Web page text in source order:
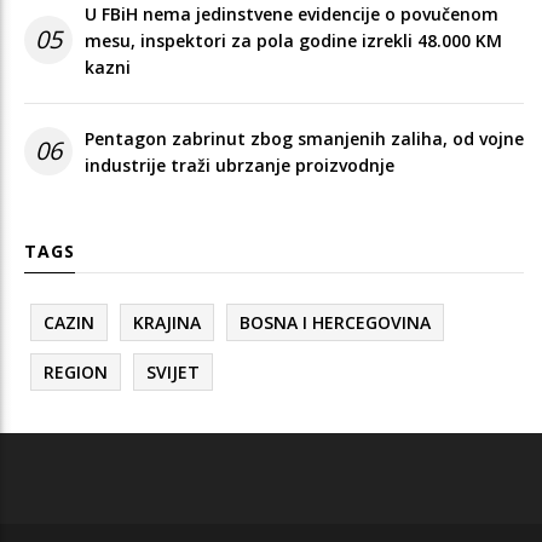
05
U FBiH nema jedinstvene evidencije o povučenom
mesu, inspektori za pola godine izrekli 48.000 KM
kazni
06
Pentagon zabrinut zbog smanjenih zaliha, od vojne
industrije traži ubrzanje proizvodnje
TAGS
CAZIN KRAJINA BOSNA I HERCEGOVINA
REGION SVIJET